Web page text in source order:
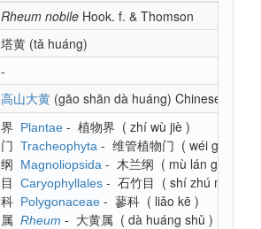
Rheum nobile Hook. f. & Thomson
塔黄 (tǎ huáng)
-
高山大黄 (gāo shān dà huáng) Chinese
界 Plantae - 植物界 ( zhí wù jiè )
门 Tracheophyta - 维管植物门 ( wéi guǎn
纲
Magnoliopsida - 木兰纲 ( mù lán gāng
目
Caryophyllales - 石竹目 ( shí zhú mù
科 Polygonaceae - 蓼科 ( liǎo kē )
属 Rheum - 大黄属 ( dà huáng shǔ )